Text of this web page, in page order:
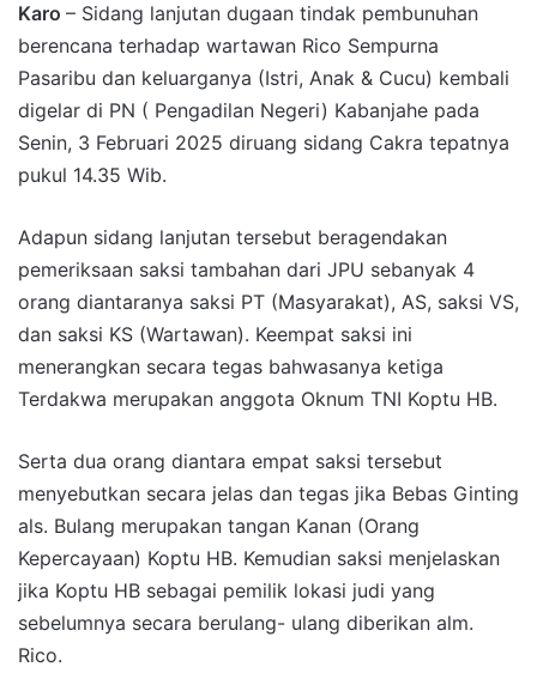
Karo – Sidang lanjutan dugaan tindak pembunuhan
berencana terhadap wartawan Rico Sempurna
Pasaribu dan keluarganya (Istri, Anak & Cucu) kembali
digelar di PN ( Pengadilan Negeri) Kabanjahe pada
Senin, 3 Februari 2025 diruang sidang Cakra tepatnya
pukul 14.35 Wib.
Adapun sidang lanjutan tersebut beragendakan
pemeriksaan saksi tambahan dari JPU sebanyak 4
orang diantaranya saksi PT (Masyarakat), AS, saksi VS,
dan saksi KS (Wartawan). Keempat saksi ini
menerangkan secara tegas bahwasanya ketiga
Terdakwa merupakan anggota Oknum TNI Koptu HB.
Serta dua orang diantara empat saksi tersebut
menyebutkan secara jelas dan tegas jika Bebas Ginting
als. Bulang merupakan tangan Kanan (Orang
Kepercayaan) Koptu HB. Kemudian saksi menjelaskan
jika Koptu HB sebagai pemilik lokasi judi yang
sebelumnya secara berulang- ulang diberikan alm.
Rico.